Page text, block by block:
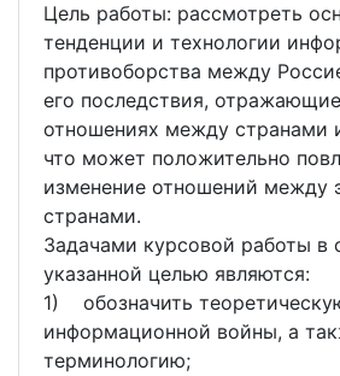
Цель работы: рассмотреть
тенденции и технологии
противоборства между
его последствия,
отношениях между странами
что может положительно
изменение отношений между
странами.
Задачами курсовой работы в
указанной целью являются:
1) обозначить
информационной войны, а
терминологию;